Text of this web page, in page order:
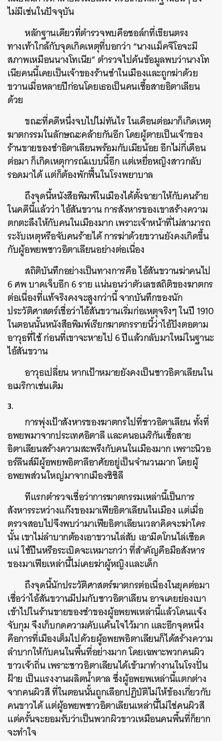
ไม่มีเช่นในปัจจุบัน
หลักฐานเดียวที่ตำรวจพบคือชอล์กที่เขียนตรง
ทางเท้าใกล้กับจุดเกิดเหตุที่บอกว่า “นางแม็คจีโอจะมี
สภาพเหมือนนางโทเนีย” ตำรวจไปค้นข้อมูลพบว่านางโท
เนียคนนี้เคยเป็นเจ้าของร้านชำในเมืองและถูกฆ่าด้วย
ขวานเมื่อหลายปีก่อนโดยเธอเป็นคนเชื้อสายอิตาเลียน
ด้วย
ขณะที่คดีหนึ่งจบไปไม่ทันไร ในเดือนต่อมาก็เกิดเหตุ
ฆาตกรรมในลักษณะคล้ายกันอีก โดยผู้ตายเป็นเจ้าของ
ร้านขายของชำอิตาเลียนพร้อมกับเมียน้อย อีกไม่กี่เดือน
ต่อมา ก็เกิดเหตุการณ์แบบนี้อีก แต่เหยื่อหญิงสาวกลับ
รอดมาได้ แต่ก็ต้องพักฟื้นในโรงพยาบาล
ถึงจุดนี้หนังสือพิมพ์ในเมืองได้ตั้งฉายาให้กับคนร้าย
ในคดีนี้แล้วว่า ไอ้สันขวาน การสังหารของเขาสร้างความ
ตกตะลึงให้กับคนในเมืองมาก เพราะเจ้าหน้าที่ไม่สามารถ
ระงับเหตุหรือจับคนร้ายได้ การฆ่าด้วยขวานยังคงเกิดขึ้น
กับผู้อพยพชาวอิตาเลียนอย่างต่อเนื่อง
สถิติบันทึกอย่างเป็นทางการคือ ไอ้สันขวานฆ่าคนไป
6 ศพ บาดเจ็บอีก 6 ราย แน่นอนว่าตัวเลขสถิติของฆาตกร
ต่อเนื่องที่แท้จริงคงจะสูงกว่านี้ จากบันทึกของนัก
ประวัติศาสตร์เชื่อว่าไอ้สันขวานเริ่มก่อเหตุจริงๆ ในปี 1910
ในตอนนั้นหนังสือพิมพ์เรียกฆาตกรรายนี้ว่าไอ้ปังตอตาม
อาวุธที่ใช้ ก่อนที่เขาจะหายไป 6 ปีแล้วกลับมาใหม่ในฐานะ
ไอ้สันขวาน
อาวุธเปลี่ยน หากเป้าหมายยังคงเป็นชาวอิตาเลียนใน
อเมริกาเช่นเดิม
3.
การพุ่งเป้าสังหารของฆาตกรไปที่ชาวอิตาเลียน ทั้งที่
อพยพมาจากประเทศอิตาลี และคนอเมริกันเชื้อสาย
อิตาเลียนสร้างความสะพรึงกับคนในเมืองมาก เพราะนิวอ
อร์ลีนส์มีผู้อพยพอิตาลีอาศัยอยู่เป็นจำนวนมาก โดยผู้
อพยพส่วนใหญ่มาจากเมืองซิซิลี
ทีแรกตำรวจเชื่อว่าการฆาตกรรมเหล่านี้เป็นการ
สังหารระหว่างแก๊งของมาเฟียอิตาเลียนในเมือง แต่เมื่อ
ตรวจสอบไปจึงพบว่ามาเฟียอิตาเลียนเวลาคิดจะฆ่าใคร
นั้น เขาไม่ลำบากต้องเอาขวานไล่สับ เอามีดโกนไล่เชือด
แน่ ใช้ปืนหรือระเบิดจะเหมาะกว่า ที่สำคัญคือมือสังหาร
ของมาเฟียเหล่านี้ไม่เคยฆ่าผู้หญิงและเด็ก
ถึงจุดนี้นักประวัติศาสตร์ฆาตกรต่อเนื่องในยุคต่อมา
เชื่อว่าไอ้สันขวานมีปมกับชาวอิตาเลียน อาจเคยย่องเบา
เข้าไปในร้านขายของชำของผู้อพยพเหล่านี้แล้วโดนแจ้ง
จับกุม จึงเก็บกดความคับแค้นใจไว้มาก และอีกจุดหนึ่ง
คือการที่เมืองเต็มไปด้วยผู้อพยพอิตาเลียนก็ได้สร้างความ
ลำบากให้กับคนในพื้นที่อย่างมาก โดยเฉพาะพวกคนผิว
ขาวเจ้าถิ่น เพราะชาวอิตาเลียนได้เข้ามาทำงานในโรงปั่น
ฝ้าย เป็นแรงงานผลิตน้ำตาล ซึ่งผู้อพยพเหล่านี้แตกต่าง
จากคนผิวสี ที่ในตอนนั้นถูกเลือกปฏิบัติไม่ให้ข้องเกี่ยวกับ
คนขาวได้ แต่ผู้อพยพชาวอิตาเลียนเหล่านี้ไม่ใช่คนผิวสี
แต่ครั้นจะยอมรับว่าเป็นพวกผิวขาวเหมือนคนพื้นที่ก็ยาก
จะทำใจ
ค้นหา